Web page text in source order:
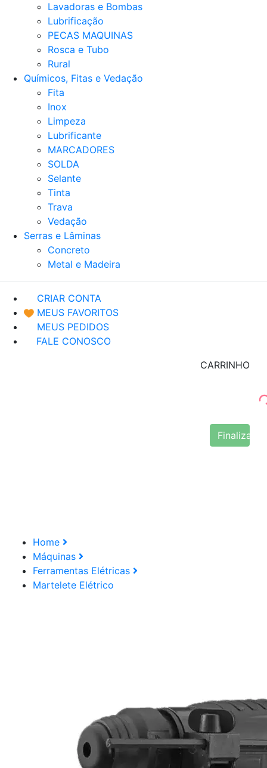
Lavadoras e Bombas
Lubrificação
PECAS MAQUINAS
Rosca e Tubo
Rural
Químicos, Fitas e Vedação
Fita
Inox
Limpeza
Lubrificante
MARCADORES
SOLDA
Selante
Tinta
Trava
Vedação
Serras e Lâminas
Concreto
Metal e Madeira
CRIAR CONTA
MEUS FAVORITOS
MEUS PEDIDOS
FALE CONOSCO
CARRINHO
Finalizar
Home
Máquinas
Ferramentas Elétricas
Martelete Elétrico